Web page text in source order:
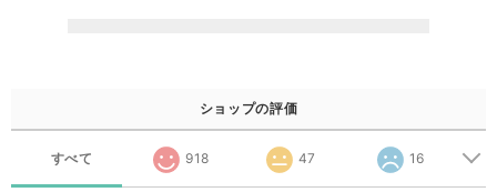
ショップの評価
すべて 918 47 16